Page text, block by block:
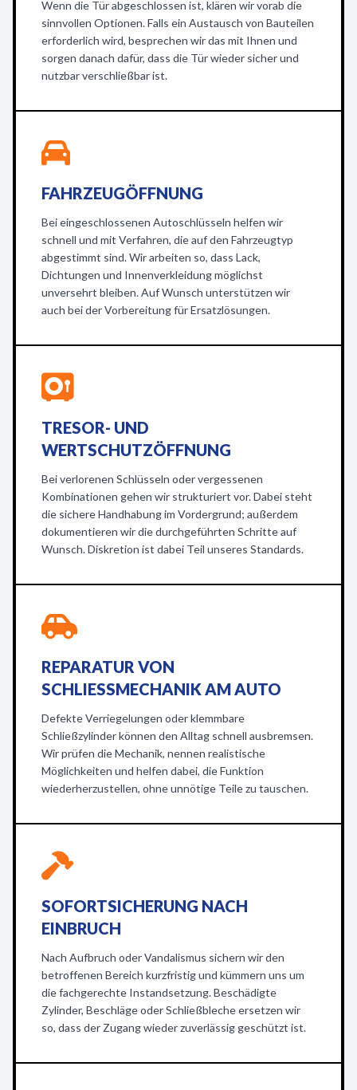
Wenn die Tür abgeschlossen ist, klären wir vorab die
sinnvollen Optionen. Falls ein Austausch von Bauteilen
erforderlich wird, besprechen wir das mit Ihnen und
sorgen danach dafür, dass die Tür wieder sicher und
nutzbar verschließbar ist.
FAHRZEUGÖFFNUNG
Bei eingeschlossenen Autoschlüsseln helfen wir
schnell und mit Verfahren, die auf den Fahrzeugtyp
abgestimmt sind. Wir arbeiten so, dass Lack,
Dichtungen und Innenverkleidung möglichst
unversehrt bleiben. Auf Wunsch unterstützen wir
auch bei der Vorbereitung für Ersatzlösungen.
TRESOR- UND
WERTSCHUTZÖFFNUNG
Bei verlorenen Schlüsseln oder vergessenen
Kombinationen gehen wir strukturiert vor. Dabei steht
die sichere Handhabung im Vordergrund; außerdem
dokumentieren wir die durchgeführten Schritte auf
Wunsch. Diskretion ist dabei Teil unseres Standards.
REPARATUR VON
SCHLIESSMECHANIK AM AUTO
Defekte Verriegelungen oder klemmbare
Schließzylinder können den Alltag schnell ausbremsen.
Wir prüfen die Mechanik, nennen realistische
Möglichkeiten und helfen dabei, die Funktion
wiederherzustellen, ohne unnötige Teile zu tauschen.
SOFORTSICHERUNG NACH
EINBRUCH
Nach Aufbruch oder Vandalismus sichern wir den
betroffenen Bereich kurzfristig und kümmern uns um
die fachgerechte Instandsetzung. Beschädigte
Zylinder, Beschläge oder Schließbleche ersetzen wir
so, dass der Zugang wieder zuverlässig geschützt ist.